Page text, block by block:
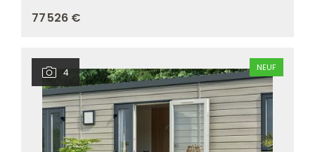
77 526 €
4 NEUF